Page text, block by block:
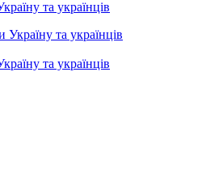
та українців
та українців